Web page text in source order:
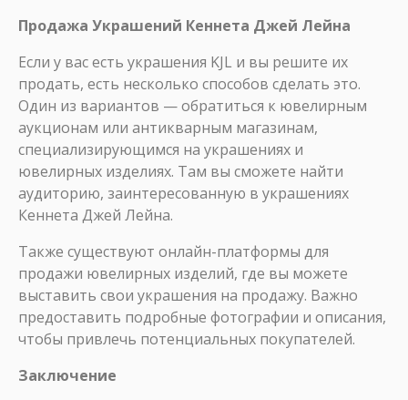
Продажа Украшений Кеннета Джей Лейна
Если у вас есть украшения KJL и вы решите их
продать, есть несколько способов сделать это.
Один из вариантов — обратиться к ювелирным
аукционам или антикварным магазинам,
специализирующимся на украшениях и
ювелирных изделиях. Там вы сможете найти
аудиторию, заинтересованную в украшениях
Кеннета Джей Лейна.
Также существуют онлайн-платформы для
продажи ювелирных изделий, где вы можете
выставить свои украшения на продажу. Важно
предоставить подробные фотографии и описания,
чтобы привлечь потенциальных покупателей.
Заключение